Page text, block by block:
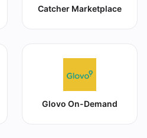
Catcher Marketplace
Glovo On-Demand